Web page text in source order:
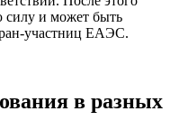
силу и может быть
участниц ЕАЭС.
в разных